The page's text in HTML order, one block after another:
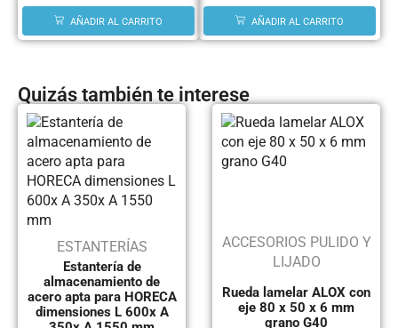
AÑADIR AL CARRITO AÑADIR AL CARRITO
Quizás también te interese
ESTANTERÍAS
Estantería de
almacenamiento de
acero apta para HORECA
dimensiones L 600x A
ACCESORIOS PULIDO Y
LIJADO
Rueda lamelar ALOX con
eje 80 x 50 x 6 mm
grano G40